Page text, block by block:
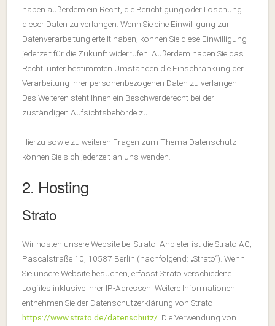
haben außerdem ein Recht, die Berichtigung oder Löschung
dieser Daten zu verlangen. Wenn Sie eine Einwilligung zur
Datenverarbeitung erteilt haben, können Sie diese Einwilligung
jederzeit für die Zukunft widerrufen. Außerdem haben Sie das
Recht, unter bestimmten Umständen die Einschränkung der
Verarbeitung Ihrer personenbezogenen Daten zu verlangen.
Des Weiteren steht Ihnen ein Beschwerderecht bei der
zuständigen Aufsichtsbehörde zu.
Hierzu sowie zu weiteren Fragen zum Thema Datenschutz
können Sie sich jederzeit an uns wenden.
2. Hosting
Strato
Wir hosten unsere Website bei Strato. Anbieter ist die Strato AG,
Pascalstraße 10, 10587 Berlin (nachfolgend: „Strato“). Wenn
Sie unsere Website besuchen, erfasst Strato verschiedene
Logfiles inklusive Ihrer IP-Adressen. Weitere Informationen
entnehmen Sie der Datenschutzerklärung von Strato:
https://www.strato.de/datenschutz/ . Die Verwendung von